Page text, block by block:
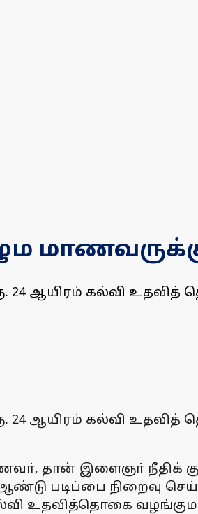
24 ஆயிரம் கல்வி உதவித்
24 ஆயிரம் கல்வி உதவித்
தான் இளைஞா் நீதிக்
படிப்பை நிறைவு
உதவித்தொகை